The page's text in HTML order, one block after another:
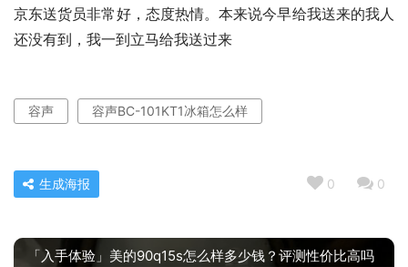
京东送货员非常好，态度热情。本来说今早给我送来的我人
还没有到，我一到立马给我送过来
容声 容声BC-101KT1冰箱怎么样
0 0
生成海报
「入手体验」美的90q15s怎么样多少钱？评测性价比高吗